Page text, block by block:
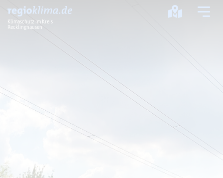
Klimaschutz im Kreis
Recklinghausen
Klima im Kreis
Klimawandel
Klimaschutz
Klimaanpassung